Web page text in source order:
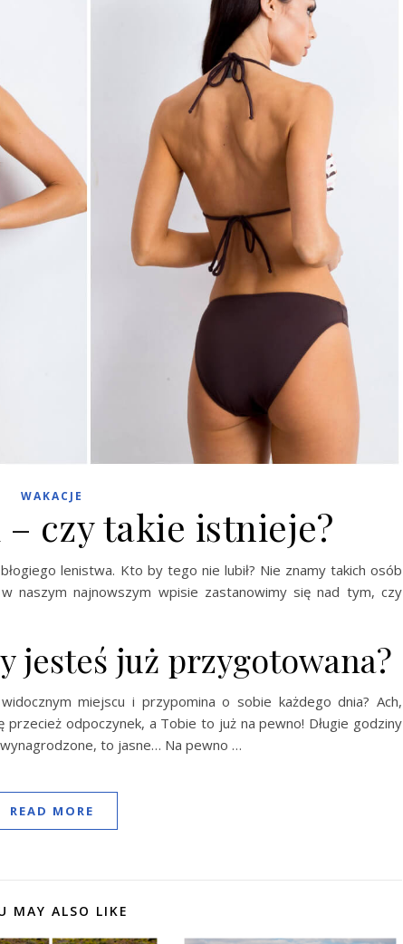
WAKACJE
czy takie istnieje?
lenistwa. Kto by tego nie lubił? Nie znamy takich osób
naszym najnowszym wpisie zastanowimy się nad tym, czy
jesteś już przygotowana?
miejscu i przypomina o sobie każdego dnia? Ach,
odpoczynek, a Tobie to już na pewno! Długie godziny
to jasne… Na pewno …
READ MORE
MAY ALSO LIKE